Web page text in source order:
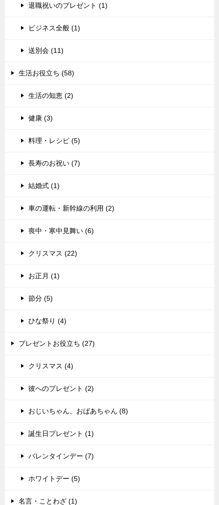
退職祝いのプレゼント (1)
ビジネス全般 (1)
送別会 (11)
生活お役立ち (58)
生活の知恵 (2)
健康 (3)
料理・レシピ (5)
長寿のお祝い (7)
結婚式 (1)
車の運転・新幹線の利用 (2)
喪中・寒中見舞い (6)
クリスマス (22)
お正月 (1)
節分 (5)
ひな祭り (4)
プレゼントお役立ち (27)
クリスマス (4)
彼へのプレゼント (2)
おじいちゃん、おばあちゃん (8)
誕生日プレゼント (1)
バレンタインデー (7)
ホワイトデー (5)
名言・ことわざ (1)